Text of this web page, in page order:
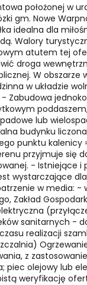
położonej w
gm. Nowe
idealna dla
Walory
atutem tej
droga
W obszarze
w układzie
Zabudowa
lub
budynku
punktu kalenicy
przyjmuje się
- Istniejące i
wystarczające
w media: -
Zakład
sanitarnych -
realizacji
z
piec olejowy lub
weryfikację